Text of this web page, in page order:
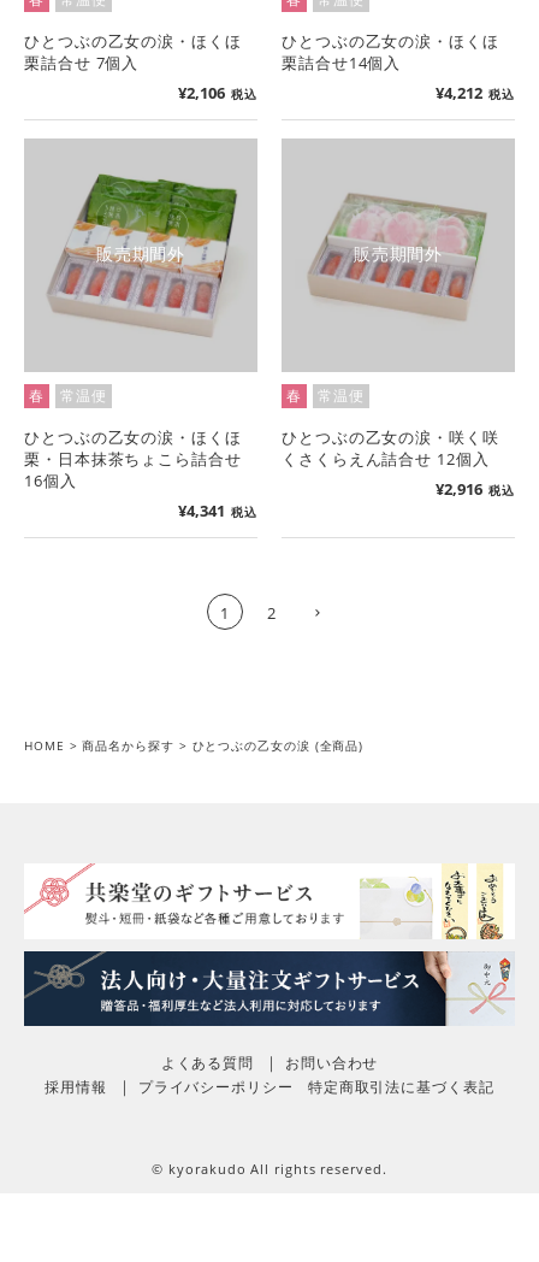
ひとつぶの乙女の涙・ほくほ
栗詰合せ 7個入
¥2,106 税込
ひとつぶの乙女の涙・ほくほ
栗詰合せ14個入
¥4,212 税込
販売期間外
春 常温便
ひとつぶの乙女の涙・ほくほ
栗・日本抹茶ちょこら詰合せ
16個入
¥4,341 税込
販売期間外
春 常温便
ひとつぶの乙女の涙・咲く咲
くさくらえん詰合せ 12個入
¥2,916 税込
1 2
HOME 商品名から探す ひとつぶの乙女の涙 (全商品)
よくある質問
お問い合わせ
採用情報
プライバシーポリシー 特定商取引法に基づく表記
© kyorakudo All rights reserved.